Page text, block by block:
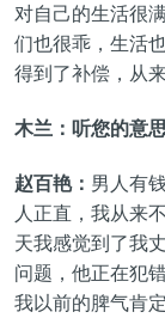
对自己的生活很
们也很乖，生活
得到了补偿，从
木兰：听您的意
赵百艳： 男人有
人正直，我从来
天我感觉到了我
问题，他正在犯
我以前的脾气肯